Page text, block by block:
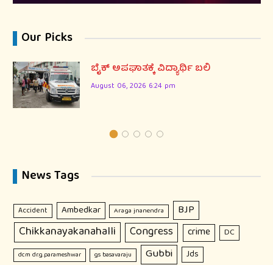
Our Picks
ಬೈಕ್ ಅಪಘಾತಕ್ಕೆ ವಿದ್ಯಾರ್ಥಿ ಬಲಿ
August 06, 2026 6:24 pm
News Tags
Accident Ambedkar Araga jnanendra BJP
Chikkanayakanahalli Congress crime DC
dcm dr.g.parameshwar gs basavaraju Gubbi Jds